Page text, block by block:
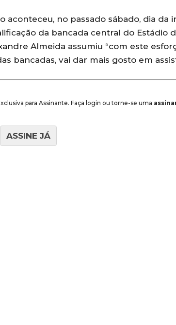
aconteceu, no passado sábado, dia da
da bancada central do Estádio
Almeida assumiu “com este
bancadas, vai dar mais gosto em
para Assinante. Faça login ou torne-se uma
ASSINE JÁ